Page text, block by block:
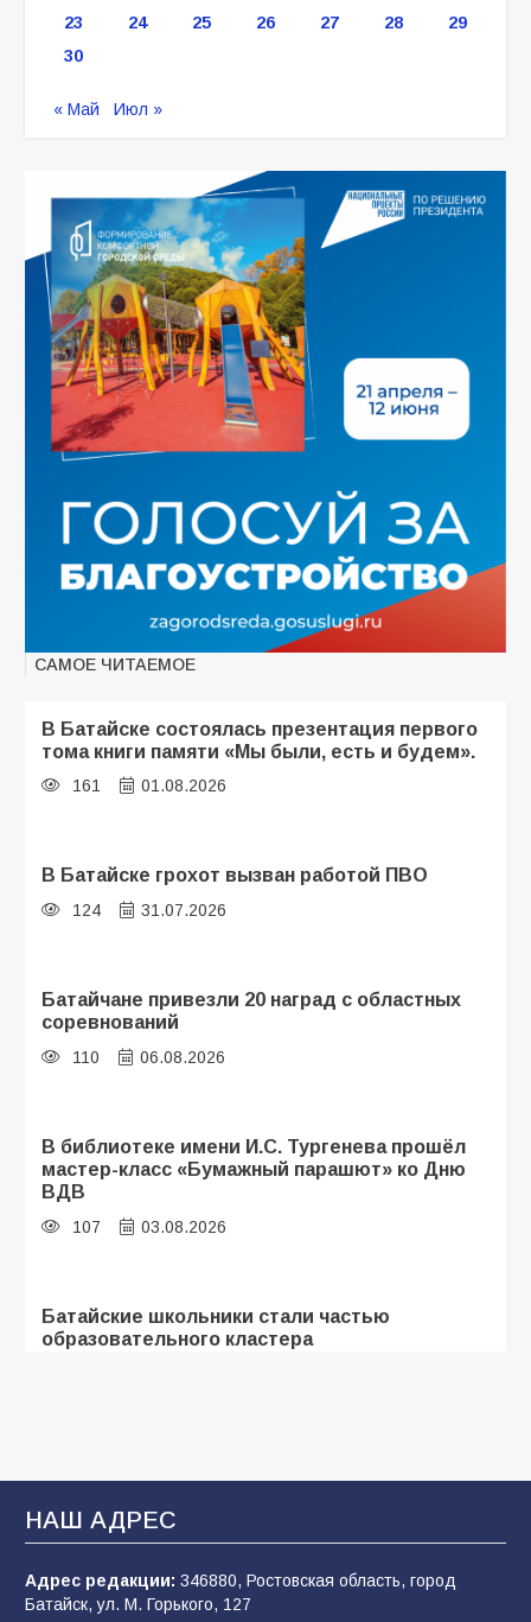
23
24 25 26 27 28
29
30
« Май Июл »
САМОЕ ЧИТАЕМОЕ
В Батайске состоялась презентация первого
тома книги памяти «Мы были, есть и будем».
161 01.08.2026
В Батайске грохот вызван работой ПВО
124 31.07.2026
Батайчане привезли 20 наград с областных
соревнований
110 06.08.2026
В библиотеке имени И.С. Тургенева прошёл
мастер-класс «Бумажный парашют» ко Дню
ВДВ
107 03.08.2026
Батайские школьники стали частью
образовательного кластера
сентябрю
106 31.07.2026
«Мобилизация или набор?» Что на самом
НАШ АДРЕС
Адрес редакции: 346880, Ростовская область, город
Батайск, ул. М. Горького, 127